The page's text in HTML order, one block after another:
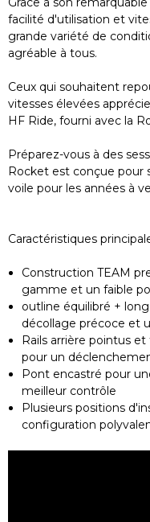
facilité d'utilisation et
grande variété de
agréable à tous.
Ceux qui souhaitent
vitesses élevées
HF Ride, fourni avec la
Préparez-vous à des
Rocket est conçue pour
voile pour les années à
Caractéristiques
Construction TEAM
gamme et un faible
outline équilibré +
décollage précoce et
Rails arrière pointus
pour un
Pont encastré pour
meilleur contrôle
Plusieurs positions
configuration